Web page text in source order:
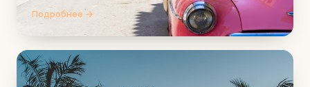
Подробнее →